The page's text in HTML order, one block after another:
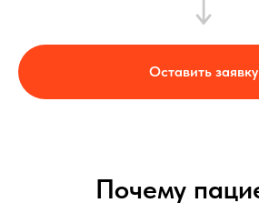
Оставить заявку
Почему